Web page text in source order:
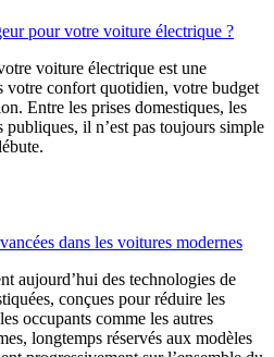
pour votre voiture électrique ?
voiture électrique est une
votre confort quotidien, votre budget
Entre les prises domestiques, les
publiques, il n’est pas toujours simple
dans les voitures modernes
aujourd’hui des technologies de
conçues pour réduire les
occupants comme les autres
longtemps réservés aux modèles